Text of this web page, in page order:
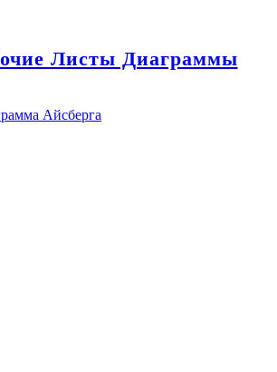
Листы Диаграммы